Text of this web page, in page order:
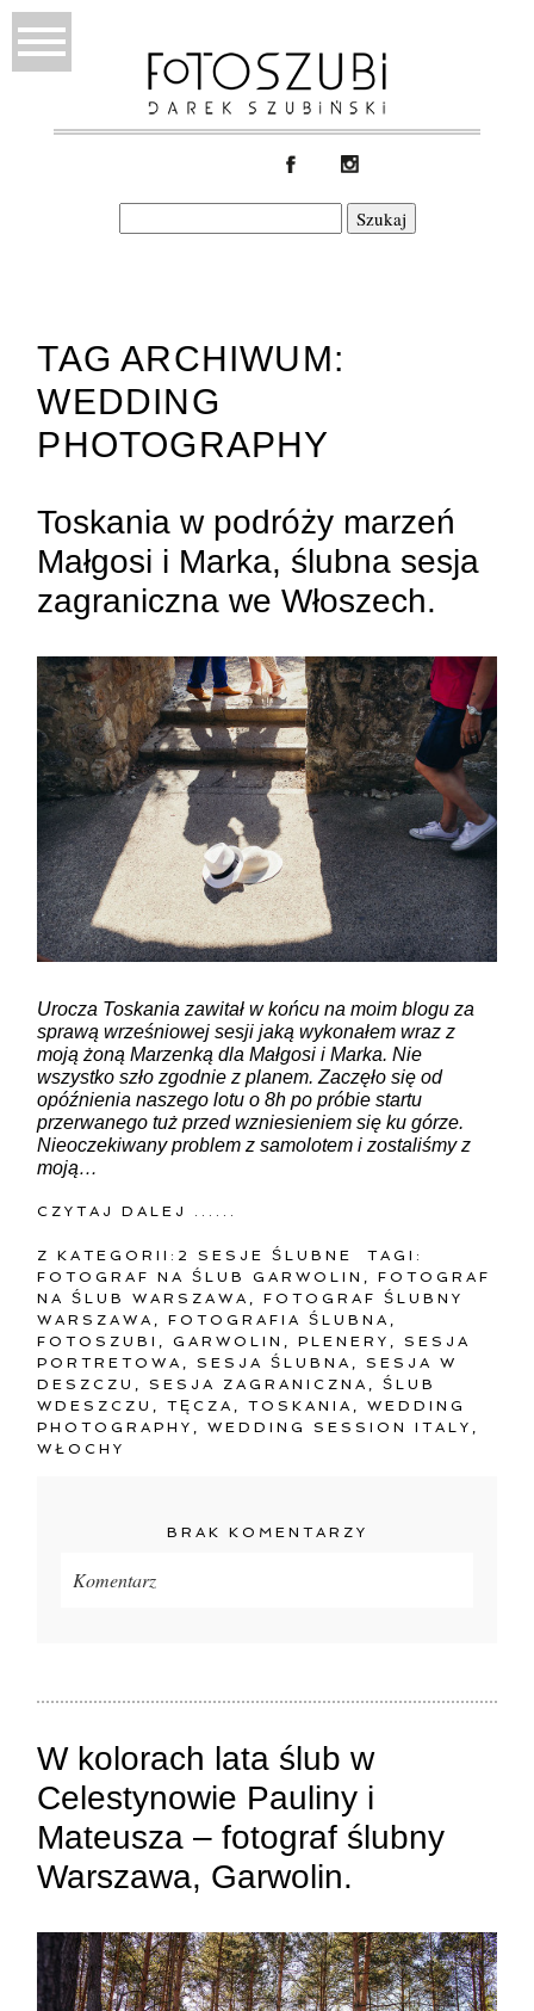
Szukaj:
TAG ARCHIWUM:
WEDDING
PHOTOGRAPHY
Toskania w podróży marzeń
Małgosi i Marka, ślubna sesja
zagraniczna we Włoszech.
Urocza Toskania zawitał w końcu na moim blogu za
sprawą wrześniowej sesji jaką wykonałem wraz z
moją żoną Marzenką dla Małgosi i Marka. Nie
wszystko szło zgodnie z planem. Zaczęło się od
opóźnienia naszego lotu o 8h po próbie startu
przerwanego tuż przed wzniesieniem się ku górze.
Nieoczekiwany problem z samolotem i zostaliśmy z
moją…
CZYTAJ DALEJ ......
Z KATEGORII: 2 SESJE ŚLUBNE
TAGI:
FOTOGRAF NA ŚLUB GARWOLIN ,FOTOGRAF
NA ŚLUB WARSZAWA ,FOTOGRAF ŚLUBNY
WARSZAWA ,FOTOGRAFIA ŚLUBNA ,
FOTOSZUBI , GARWOLIN ,PLENERY , SESJA
PORTRETOWA , SESJA ŚLUBNA , SESJA W
DESZCZU , SESJA ZAGRANICZNA ,ŚLUB
WDESZCZU ,TĘCZA ,TOSKANIA ,WEDDING
PHOTOGRAPHY ,WEDDING SESSION ITALY ,
WŁOCHY
BRAK KOMENTARZY
Komentarz
ZAMIEŚĆ KOMENTARZ
W kolorach lata ślub w
Celestynowie Pauliny i
Mateusza – fotograf ślubny
Warszawa, Garwolin.